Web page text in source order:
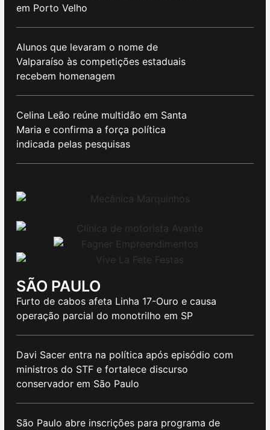
em Porto Velho
Alunos que levaram o nome de
Valparaíso às competições estaduais
recebem homenagem
Celina Leão reúne multidão em Santa
Maria e confirma a força política
indicada pelas pesquisas
SÃO PAULO
Furto de cabos afeta Linha 17-Ouro e causa
operação parcial do monotrilho em SP
Davi Sacer entra na política após episódio com
ministros do STF e fortalece discurso
conservador em São Paulo
São Paulo abre inscrições para programa de